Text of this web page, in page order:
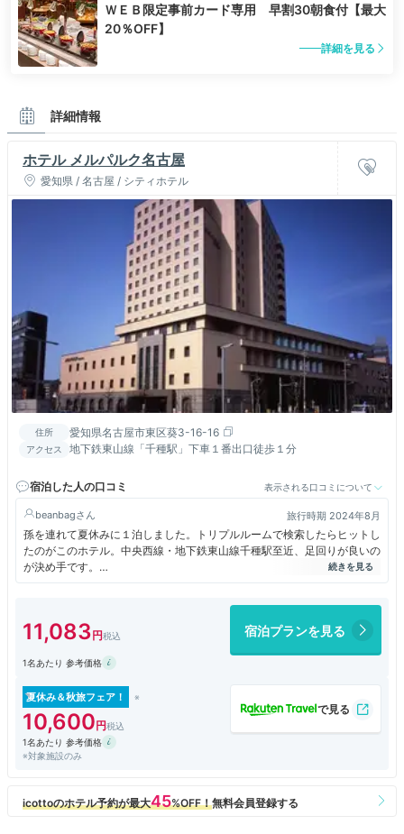
ＷＥＢ限定事前カード専用 早割30朝食付【最大
20％OFF】
詳細を見る
詳細情報
ホテル メルパルク名古屋
愛知県 / 名古屋 / シティホテル
住所 愛知県名古屋市東区葵3-16-16
アクセス 地下鉄東山線「千種駅」下車１番出口徒歩１分
宿泊した人の口コミ 表示される口コミについて
beanbag 旅行時期 2024年8月
孫を連れて夏休みに１泊しました。トリプルルームで検索したらヒットし
たのがこのホテル。中央西線・地下鉄東山線千種駅至近、足回りが良いの
が決め手です。
の観光にも便利でした。担当者も親切です。
吹き抜けのロビーやフロントも立派。１&#12316;４階は結婚式場や宴会
ルの進化した現在では、宿泊目的で訪れることは少なくなりました。
部屋もクラシックなホテルルーム。広さは十分で、エキストラベッドを入
れても余裕。洗面台はバスルームと分離され、十分な広さ。バスルーム、
客室とも清潔です。
静かで落ち着いた空間。私たちの諸条件にピッタリ。たまにはこうした滞
在も悪くありません。
11,083 宿泊プランを見る
1名あたり 参考価格
夏休み＆秋旅フェア！
10,600
1名あたり 参考価格
※対象施設のみ